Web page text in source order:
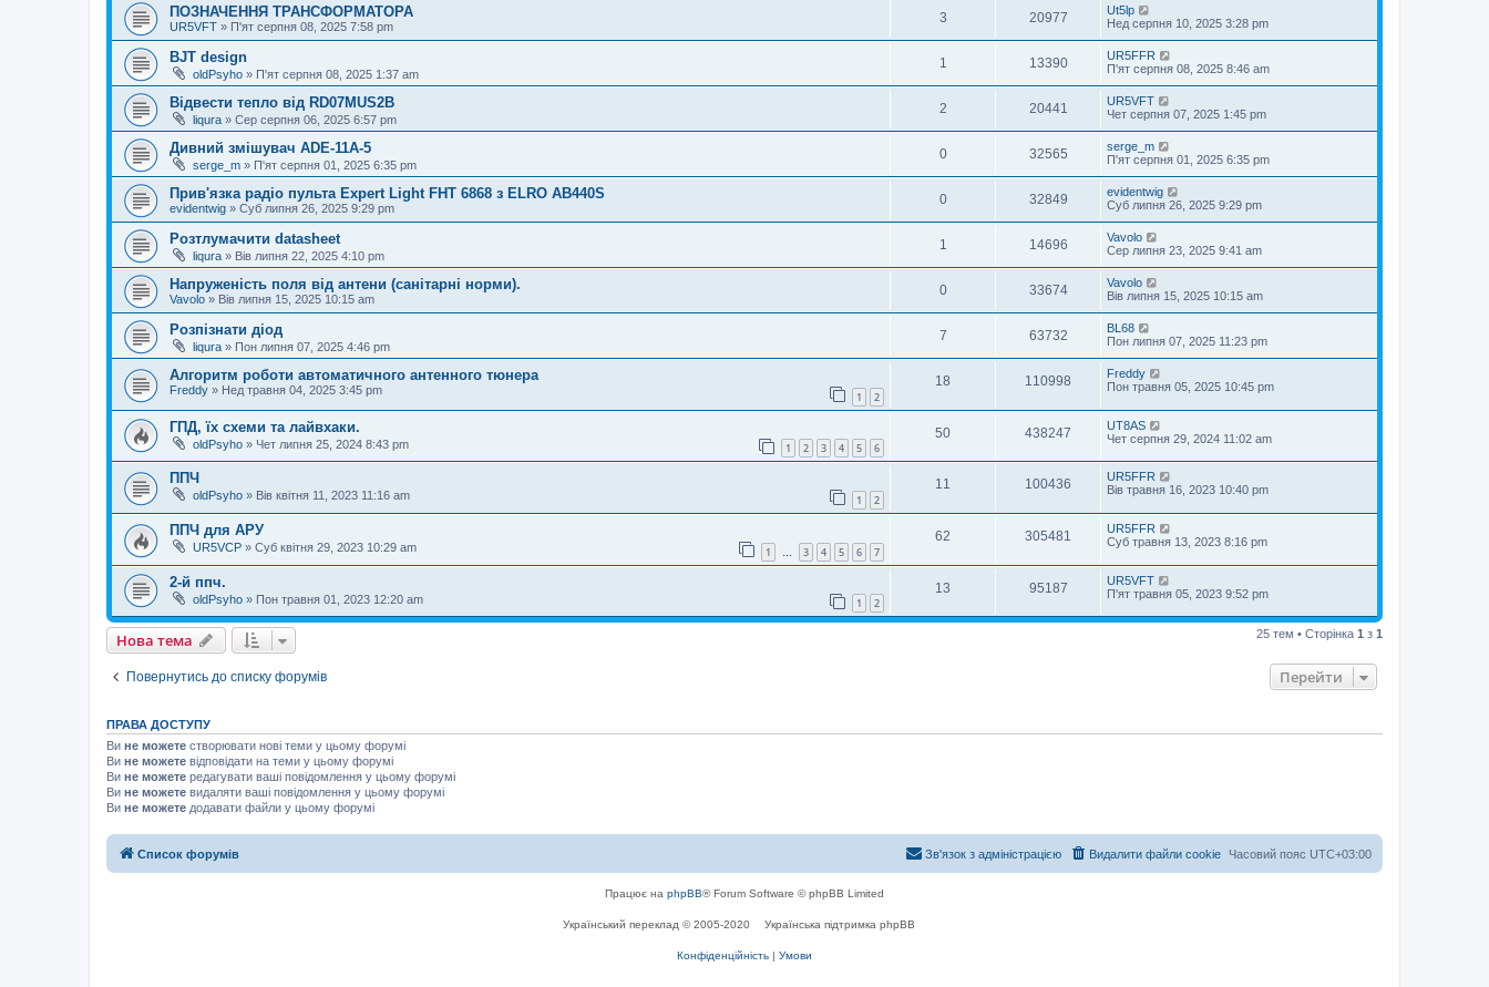
ПОЗНАЧЕННЯ ТРАНСФОРМАТОРА
UR5VFT » П'ят серпня 08, 2025 7:58 pm
3 20977
Ut5lp
Нед серпня 10, 2025 3:28 pm
BJT design
oldPsyho » П'ят серпня 08, 2025 1:37 am
1 13390
UR5FFR
П'ят серпня 08, 2025 8:46 am
Відвести тепло від RD07MUS2B
liqura » Сер серпня 06, 2025 6:57 pm
2 20441
UR5VFT
Чет серпня 07, 2025 1:45 pm
Дивний змішувач ADE-11A-5
serge_m » П'ят серпня 01, 2025 6:35 pm
0 32565
serge_m
П'ят серпня 01, 2025 6:35 pm
Прив'язка радіо пульта Expert Light FHT 6868 з ELRO AB440S
evidentwig » Суб липня 26, 2025 9:29 pm
0 32849
evidentwig
Суб липня 26, 2025 9:29 pm
Розтлумачити datasheet
liqura » Вів липня 22, 2025 4:10 pm
1 14696
Vavolo
Сер липня 23, 2025 9:41 am
Напруженість поля від антени (санітарні норми).
Vavolo » Вів липня 15, 2025 10:15 am
0 33674
Vavolo
Вів липня 15, 2025 10:15 am
Розпізнати діод
liqura » Пон липня 07, 2025 4:46 pm
7 63732
BL68
Пон липня 07, 2025 11:23 pm
Алгоритм роботи автоматичного антенного тюнера
Freddy » Нед травня 04, 2025 3:45 pm 1 2
18 110998
Freddy
Пон травня 05, 2025 10:45 pm
ГПД, їх схеми та лайвхаки.
oldPsyho » Чет липня 25, 2024 8:43 pm 1 2 3 4 5 6
50 438247
UT8AS
Чет серпня 29, 2024 11:02 am
ППЧ
oldPsyho » Вів квітня 11, 2023 11:16 am 1 2
11 100436
UR5FFR
Вів травня 16, 2023 10:40 pm
ППЧ для АРУ
UR5VCP » Суб квітня 29, 2023 10:29 am 1 … 3 4 5 6 7
62 305481
UR5FFR
Суб травня 13, 2023 8:16 pm
2-й ппч.
oldPsyho » Пон травня 01, 2023 12:20 am 1 2
13 95187
UR5VFT
П'ят травня 05, 2023 9:52 pm
Нова тема 25 тем • Сторінка 1 з 1
Повернутись до списку форумів Перейти
ПРАВА ДОСТУПУ
Ви не можете створювати нові теми у цьому форумі
Ви не можете відповідати на теми у цьому форумі
Ви не можете редагувати ваші повідомлення у цьому форумі
Ви не можете видаляти ваші повідомлення у цьому форумі
Ви не можете додавати файли у цьому форумі
Список форумів Часовий пояс UTC+03:00
Видалити файли cookie
Зв'язок з адміністрацією
Працює на phpBB® Forum Software © phpBB Limited
Український переклад © 2005-2020 Українська підтримка phpBB
Конфіденційність | Умови